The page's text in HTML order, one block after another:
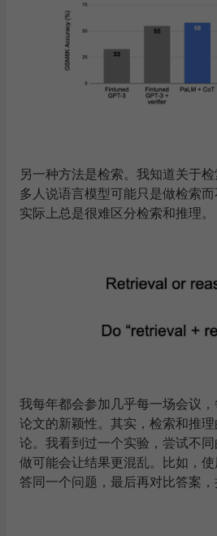
另一种方法是检索。我知道关于
多人说语言模型可能只是做检索
实际上总是很难区分检索和推理。
我每年都会参加几乎每一场会议
论文的新颖性。其实，检索和推
论。我看到过一个实验，尝试不
做可能会让结果更混乱。比如，
答同一个问题，最后再对比答案，